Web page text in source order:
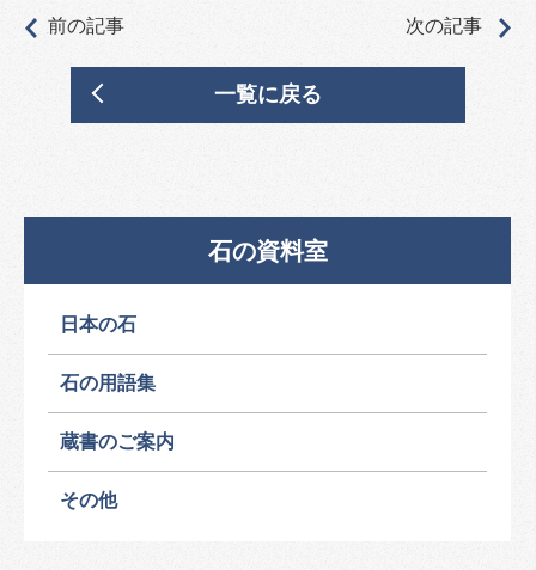
前の記事 次の記事
一覧に戻る
石の資料室
日本の石
石の用語集
蔵書のご案内
その他